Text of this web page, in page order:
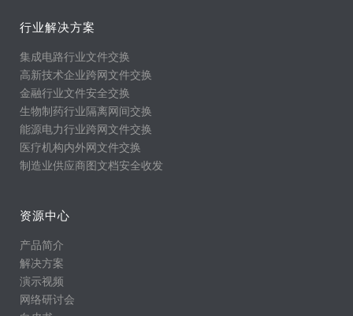
行业解决方案
集成电路行业文件交换
高新技术企业跨网文件交换
金融行业文件安全交换
生物制药行业隔离网间交换
能源电力行业跨网文件交换
医疗机构内外网文件交换
制造业供应商图文档安全收发
资源中心
产品简介
解决方案
演示视频
网络研讨会